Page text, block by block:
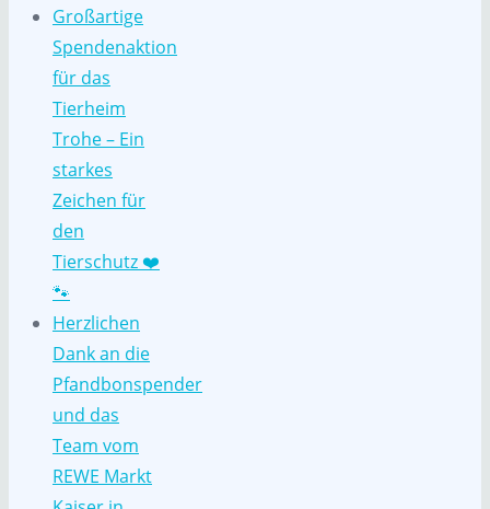
Großartige
Spendenaktion
für das
Tierheim
Trohe – Ein
starkes
Zeichen für
den
Tierschutz ❤️
🐾
Herzlichen
Dank an die
Pfandbonspender
und das
Team vom
REWE Markt